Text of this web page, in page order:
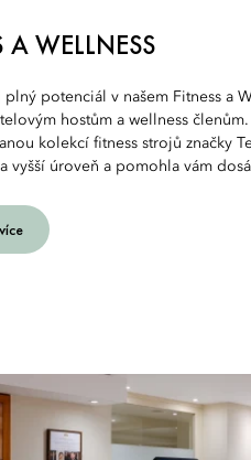
A WELLNESS
potenciál v našem Fitness a
hostům a wellness
kolekcí fitness strojů značky
vyšší úroveň a pomohla vám